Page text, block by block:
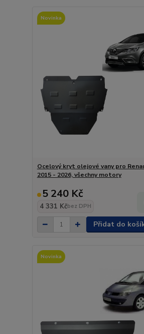
Novinka
Ocelový kryt olejové vany pro
2015 - 2026, všechny motory
5 240 Kč
4 331 Kčbez DPH
Přidat do
Novinka